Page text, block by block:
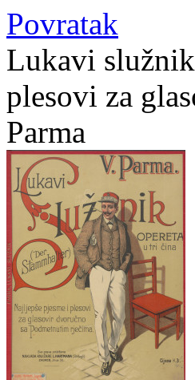
Povratak
Lukavi
plesovi za
Parma